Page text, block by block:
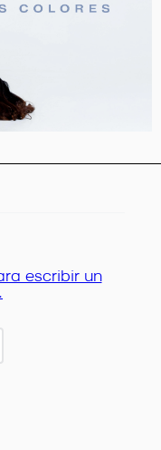
escribir un